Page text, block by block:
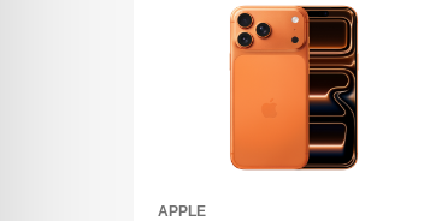
APPLE